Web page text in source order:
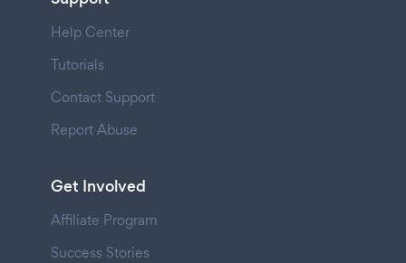
Help Center
Tutorials
Contact Support
Report Abuse
Get Involved
Affiliate Program
Success Stories